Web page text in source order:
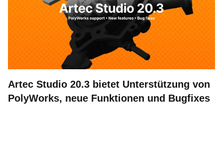
Artec Studio 20.3 bietet Unterstützung von
PolyWorks, neue Funktionen und Bugfixes